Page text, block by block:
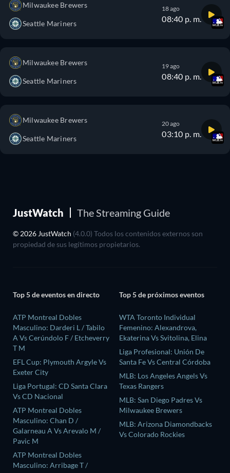
Milwaukee Brewers
Seattle Mariners
18 ago
08:40 p. m.
Milwaukee Brewers
Seattle Mariners
19 ago
08:40 p. m.
Milwaukee Brewers
Seattle Mariners
20 ago
03:10 p. m.
JustWatch The Streaming Guide
© 2026 JustWatch (4.0.0) Todos los contenidos externos son
propiedad de sus legítimos propietarios.
Top 5 de eventos en directo
ATP Montreal Dobles
Masculino: Darderi L / Tabilo
A Vs Cerúndolo F / Etcheverry
T M
EFL Cup: Plymouth Argyle Vs
Exeter City
Liga Portugal: CD Santa Clara
Vs CD Nacional
ATP Montreal Dobles
Masculino: Chan D /
Galarneau A Vs Arevalo M /
Pavic M
ATP Montreal Dobles
Masculino: Arribage T /
Top 5 de próximos eventos
WTA Toronto Individual
Femenino: Alexandrova,
Ekaterina Vs Svitolina, Elina
Liga Profesional: Unión De
Santa Fe Vs Central Córdoba
MLB: Los Angeles Angels Vs
Texas Rangers
MLB: San Diego Padres Vs
Milwaukee Brewers
MLB: Arizona Diamondbacks
Vs Colorado Rockies